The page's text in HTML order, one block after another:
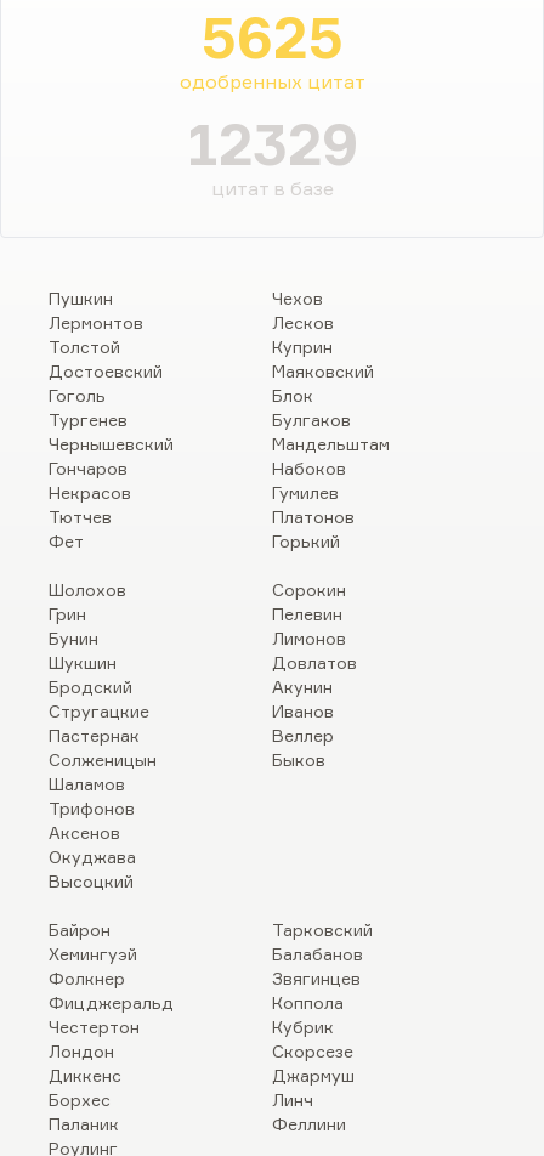
5625
одобренных цитат
12329
цитат в базе
Пушкин
Лермонтов
Толстой
Достоевский
Гоголь
Тургенев
Чернышевский
Гончаров
Некрасов
Тютчев
Фет
Чехов
Лесков
Куприн
Маяковский
Блок
Булгаков
Мандельштам
Набоков
Гумилев
Платонов
Горький
Шолохов
Грин
Бунин
Шукшин
Бродский
Стругацкие
Пастернак
Солженицын
Шаламов
Трифонов
Аксенов
Окуджава
Высоцкий
Сорокин
Пелевин
Лимонов
Довлатов
Акунин
Иванов
Веллер
Быков
Байрон
Хемингуэй
Фолкнер
Фицджеральд
Честертон
Лондон
Диккенс
Борхес
Паланик
Роулинг
Тарковский
Балабанов
Звягинцев
Коппола
Кубрик
Скорсезе
Джармуш
Линч
Феллини